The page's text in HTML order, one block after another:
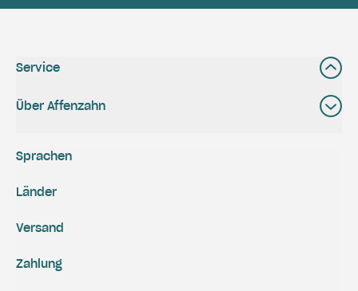
Service
Über Affenzahn
Versand
Zahlung
Sprachen
Länder